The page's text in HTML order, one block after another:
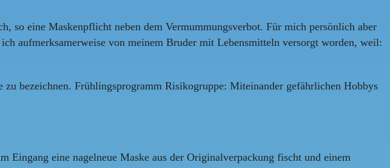
eine Maskenpflicht neben dem Vermummungsverbot. Für mich persönlich aber
aufmerksamerweise von meinem Bruder mit Lebensmitteln versorgt worden, weil:
bezeichnen. Frühlingsprogramm Risikogruppe: Miteinander gefährlichen Hobbys
eine nagelneue Maske aus der Originalverpackung fischt und einem